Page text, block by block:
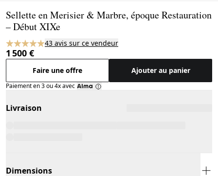
Sellette en Merisier & Marbre, époque Restauration
– Début XIXe
43 avis sur ce vendeur
1 500 €
Faire une offre Ajouter au panier
Paiement en 3 ou 4x avec
Livraison
Dimensions